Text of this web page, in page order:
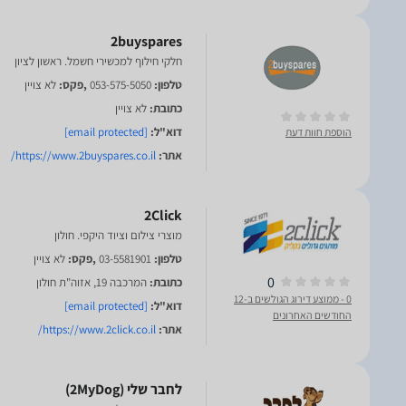
הוספת חוות דעת
2buyspares
חלקי חילוף למכשירי חשמל. ראשון לציון
טלפון: 053-575-5050,פקס: לא צויין
כתובת: לא צויין
דוא"ל: [email protected]
אתר: https://www.2buyspares.co.il/
0
0
- ממוצע דירוג הגולשים ב-12
החודשים האחרונים
2Click
מוצרי צילום וציוד היקפי. חולון
טלפון: 03-5581901,פקס: לא צויין
כתובת: המרכבה 19, אזוה"ת חולון
דוא"ל: [email protected]
אתר: https://www.2click.co.il/